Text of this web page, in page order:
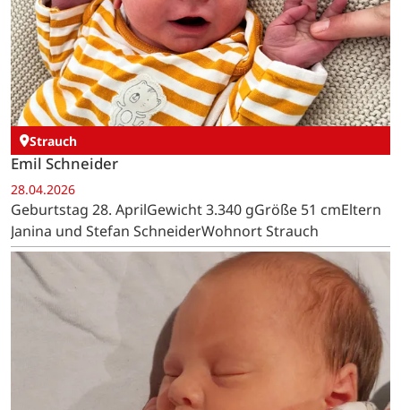
Strauch
Emil Schneider
28.04.2026
Geburtstag 28. AprilGewicht 3.340 gGröße 51 cmEltern
Janina und Stefan SchneiderWohnort Strauch